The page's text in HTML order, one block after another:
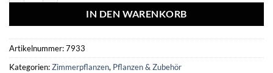
IN DEN WARENKORB
Artikelnummer:7933
Kategorien:Zimmerpflanzen, Pflanzen & Zubehör